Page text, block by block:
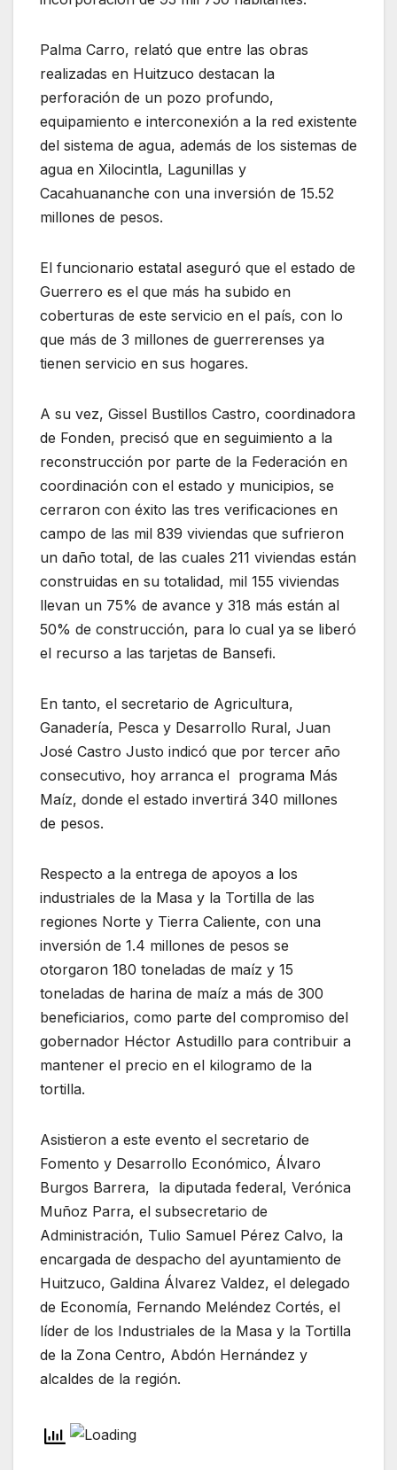
Palma Carro, relató que entre las obras
realizadas en Huitzuco destacan la
perforación de un pozo profundo,
equipamiento e interconexión a la red existente
del sistema de agua, además de los sistemas de
agua en Xilocintla, Lagunillas y
Cacahuananche con una inversión de 15.52
millones de pesos.
El funcionario estatal aseguró que el estado de
Guerrero es el que más ha subido en
coberturas de este servicio en el país, con lo
que más de 3 millones de guerrerenses ya
tienen servicio en sus hogares.
A su vez, Gissel Bustillos Castro, coordinadora
de Fonden, precisó que en seguimiento a la
reconstrucción por parte de la Federación en
coordinación con el estado y municipios, se
cerraron con éxito las tres verificaciones en
campo de las mil 839 viviendas que sufrieron
un daño total, de las cuales 211 viviendas están
construidas en su totalidad, mil 155 viviendas
llevan un 75% de avance y 318 más están al
50% de construcción, para lo cual ya se liberó
el recurso a las tarjetas de Bansefi.
En tanto, el secretario de Agricultura,
Ganadería, Pesca y Desarrollo Rural, Juan
José Castro Justo indicó que por tercer año
consecutivo, hoy arranca el programa Más
Maíz, donde el estado invertirá 340 millones
de pesos.
Respecto a la entrega de apoyos a los
industriales de la Masa y la Tortilla de las
regiones Norte y Tierra Caliente, con una
inversión de 1.4 millones de pesos se
otorgaron 180 toneladas de maíz y 15
toneladas de harina de maíz a más de 300
beneficiarios, como parte del compromiso del
gobernador Héctor Astudillo para contribuir a
mantener el precio en el kilogramo de la
tortilla.
Asistieron a este evento el secretario de
Fomento y Desarrollo Económico, Álvaro
Burgos Barrera, la diputada federal, Verónica
Muñoz Parra, el subsecretario de
Administración, Tulio Samuel Pérez Calvo, la
encargada de despacho del ayuntamiento de
Huitzuco, Galdina Álvarez Valdez, el delegado
de Economía, Fernando Meléndez Cortés, el
líder de los Industriales de la Masa y la Tortilla
de la Zona Centro, Abdón Hernández y
alcaldes de la región.